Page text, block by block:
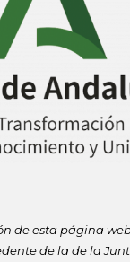
de esta página
de la de la